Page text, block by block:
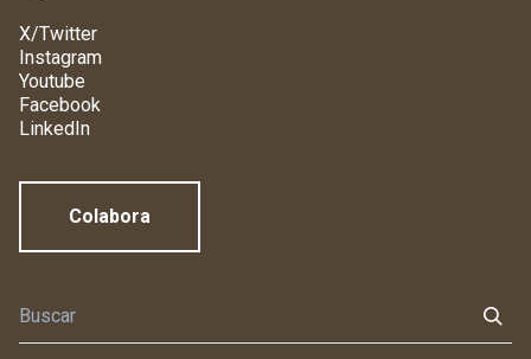
X/Twitter
Instagram
Youtube
Facebook
LinkedIn
Colabora